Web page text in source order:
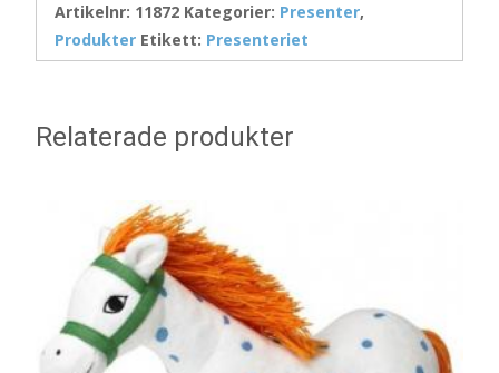
Artikelnr: 11872 Kategorier: Presenter,
Produkter Etikett: Presenteriet
Relaterade produkter